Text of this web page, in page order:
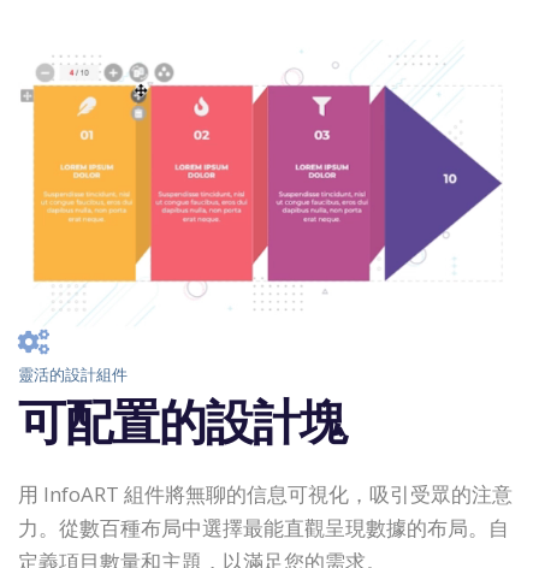
靈活的設計組件
可配置的設計塊
用 InfoART 組件將無聊的信息可視化，吸引受眾的注意
力。從數百種布局中選擇最能直觀呈現數據的布局。自
定義項目數量和主題，以滿足您的需求。